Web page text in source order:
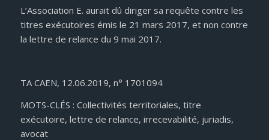
L’Association E. aurait dû diriger sa requête contre les
titres exécutoires émis le 21 mars 2017, et non contre
la lettre de relance du 9 mai 2017.
TA CAEN, 12.06.2019, n° 1701094
MOTS-CLÉS : Collectivités territoriales, titre
exécutoire, lettre de relance, irrecevabilité, juriadis,
avocat